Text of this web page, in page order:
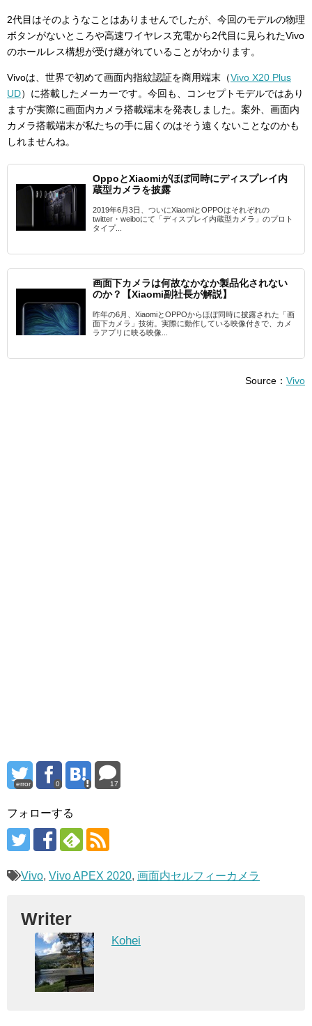
2代目はそのようなことはありませんでしたが、今回のモデルの物理
ボタンがないところや高速ワイヤレス充電から2代目に見られたVivo
のホールレス構想が受け継がれていることがわかります。
Vivoは、世界で初めて画面内指紋認証を商用端末（Vivo X20 Plus
UD）に搭載したメーカーです。今回も、コンセプトモデルではあり
ますが実際に画面内カメラ搭載端末を発表しました。案外、画面内
カメラ搭載端末が私たちの手に届くのはそう遠くないことなのかも
しれませんね。
OppoとXiaomiがほぼ同時にディスプレイ内
蔵型カメラを披露
2019年6月3日、ついにXiaomiとOPPOはそれぞれの
twitter・weiboにて「ディスプレイ内蔵型カメラ」のプロト
タイプ...
画面下カメラは何故なかなか製品化されない
のか？【Xiaomi副社長が解説】
昨年の6月、XiaomiとOPPOからほぼ同時に披露された「画
面下カメラ」技術。実際に動作している映像付きで、カメ
ラアプリに映る映像...
Source： Vivo
error 0 17
フォローする
Vivo, Vivo APEX 2020, 画面内セルフィーカメラ
Writer
Kohei